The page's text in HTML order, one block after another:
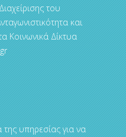
του
και
Κοινωνικά Δίκτυα
της υπηρεσίας για να